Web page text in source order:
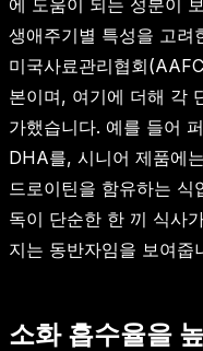
생애주기별 특성을 고려
미국사료관리협회
본이며, 여기에 더해 각
가했습니다. 예를 들어
DHA를, 시니어 제품에
드로이틴을 함유하는
독이 단순한 한 끼 식사
지는 동반자임을 보여줍
소화 흡수율을